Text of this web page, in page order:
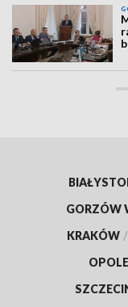
GORZÓW
KRAKÓW /
OPOLE